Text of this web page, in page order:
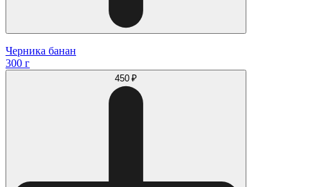
Черника банан
300 г
450 ₽